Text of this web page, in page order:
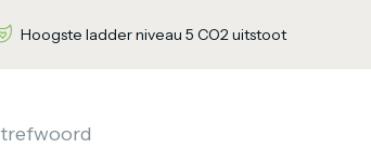
Hoogste ladder niveau 5 CO2 uitstoot